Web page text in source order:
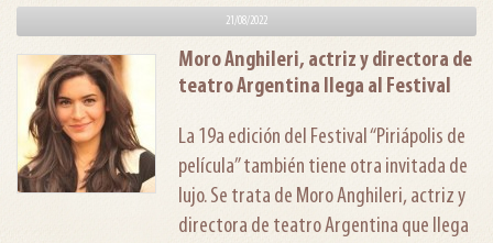
21/08/2022
Moro Anghileri, actriz y directora de
teatro Argentina llega al Festival
La 19a edición del Festival “Piriápolis de
película” también tiene otra invitada de
lujo. Se trata de Moro Anghileri, actriz y
directora de teatro Argentina que llega